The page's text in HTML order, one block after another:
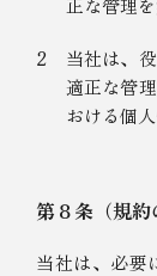
正な管理
2
当社は、
適正な管
おける個
第８条（規約
当社は、必要